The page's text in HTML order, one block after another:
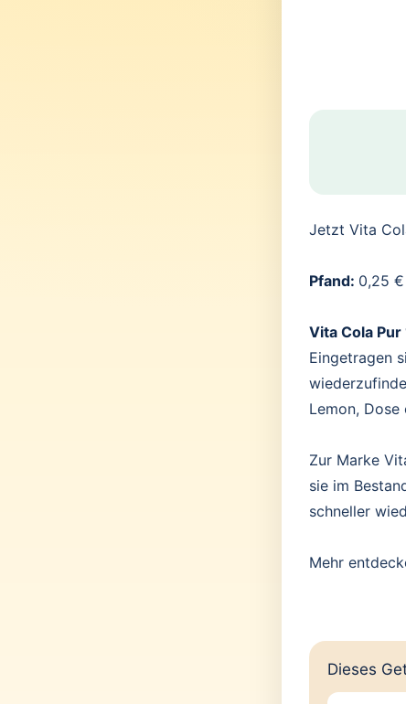
Jetzt Vita
Pfand: 0,25 €
Vita Cola Pur
Eingetragen
Lemon,
Zur Marke
sie im
schneller
Mehr
Dieses